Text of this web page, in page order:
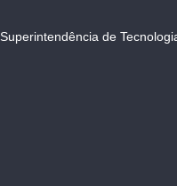
Superintendência de